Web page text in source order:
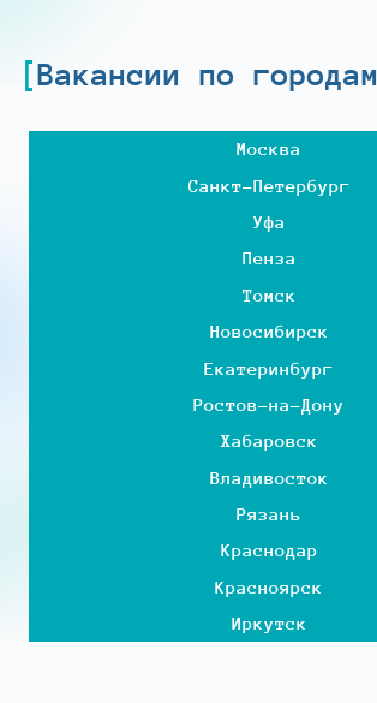
Вакансии по городам
Москва
Санкт-Петербург
Уфа
Пенза
Томск
Новосибирск
Екатеринбург
Ростов-на-Дону
Хабаровск
Владивосток
Рязань
Краснодар
Красноярск
Иркутск